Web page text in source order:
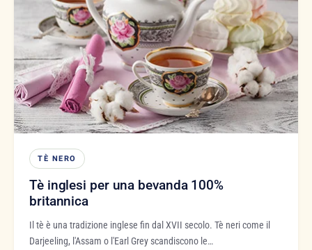
TÈ NERO
Tè inglesi per una bevanda 100%
britannica
Il tè è una tradizione inglese fin dal XVII secolo. Tè neri come il
Darjeeling, l'Assam o l'Earl Grey scandiscono le…